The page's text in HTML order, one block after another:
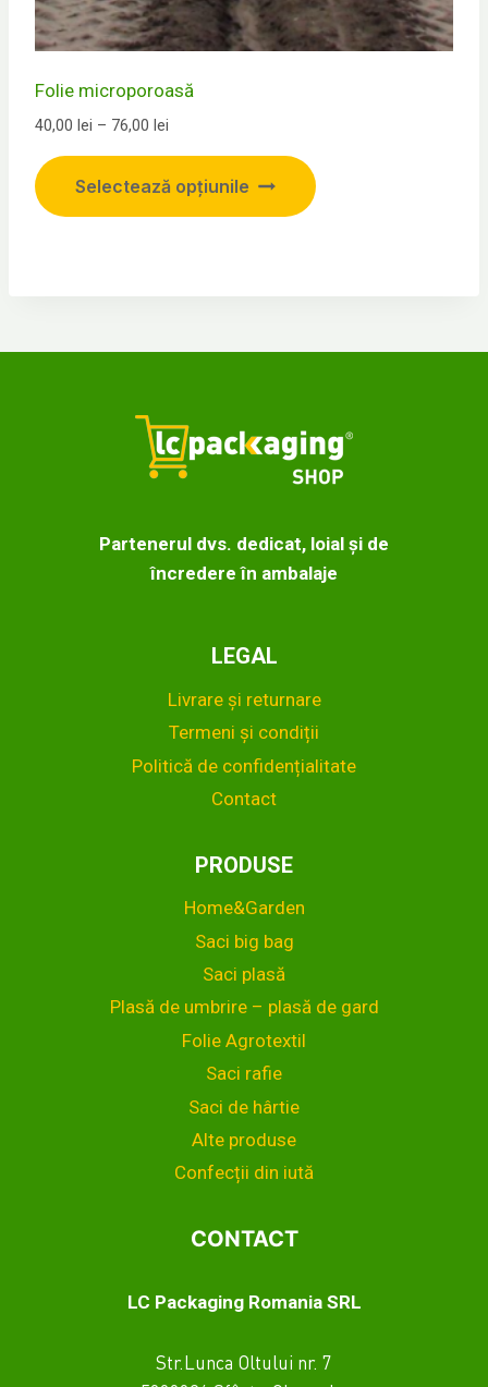
Folie microporoasă
40,00 lei – 76,00 lei
prețuri:
40,00 lei
Selectează opțiunile
produs
alese
în
Partenerul dvs. dedicat, loial și de
încredere în ambalaje
LEGAL
Livrare și returnare
Termeni și condiții
Politică de confidențialitate
Contact
PRODUSE
Home&Garden
Saci big bag
Saci plasă
Plasă de umbrire – plasă de gard
Folie Agrotextil
Saci rafie
Saci de hârtie
Alte produse
Confecții din iută
CONTACT
LC Packaging Romania SRL
Str.Lunca Oltului nr. 7